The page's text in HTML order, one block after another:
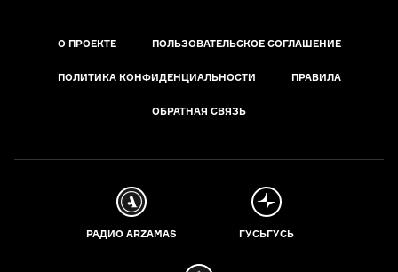
О ПРОЕКТЕ ПОЛЬЗОВАТЕЛЬСКОЕ СОГЛАШЕНИЕ
ПОЛИТИКА КОНФИДЕНЦИАЛЬНОСТИ ПРАВИЛА
ОБРАТНАЯ СВЯЗЬ
РАДИО ARZAMAS ГУСЬГУСЬ